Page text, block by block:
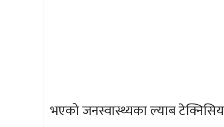
भएको जनस्वास्थ्यका ल्याब